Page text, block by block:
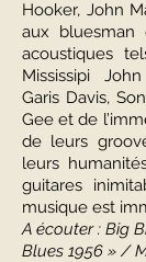
Hooker, John
aux bluesman
acoustiques
Mississipi
Garis Davis,
Gee et de
de leurs
leurs
guitares
musique est
A écouter : Big
Blues 1956 » /